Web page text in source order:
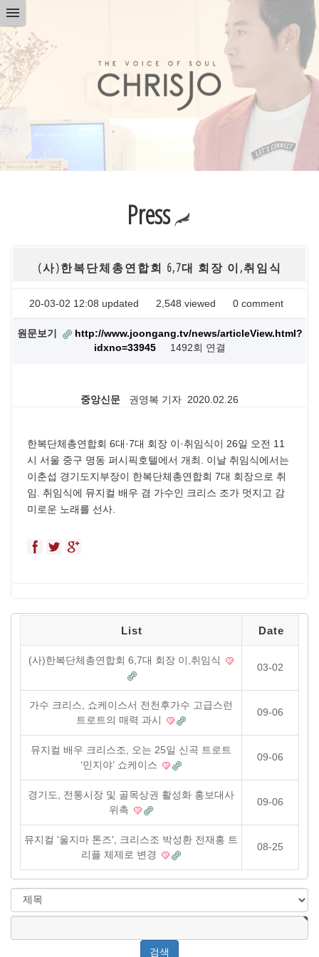
Press
(사)한복단체총연합회 6,7대 회장 이,취임식
20-03-02 12:08 updated 2,548 viewed 0comment
원문보기
http://www.joongang.tv/news/articleView.html?
idxno=33945
1492회 연결
중앙신문 권영복 기자 2020.02.26
한복단체총연합회 6대·7대 회장 이·취임식이 26일 오전 11
시 서울 중구 명동 퍼시픽호텔에서 개최. 이날 취임식에서는
이춘섭 경기도지부장이 한복단체총연합회 7대 회장으로 취
임. 취임식에 뮤지컬 배우 겸 가수인 크리스 조가 멋지고 감
미로운 노래를 선사.
L i s t D a t e
(사)한복단체총연합회 6,7대 회장 이,취임식
03-02
가수 크리스, 쇼케이스서 전천후가수 고급스런
트로트의 매력 과시
09-06
뮤지컬 배우 크리스조, 오는 25일 신곡 트로트
‘민지야’ 쇼케이스
09-06
경기도, 전통시장 및 골목상권 활성화 홍보대사
위촉
09-06
뮤지컬 '울지마 톤즈', 크리스조 박성환 전재홍 트
리플 체제로 변경
08-25
색
상
색
어